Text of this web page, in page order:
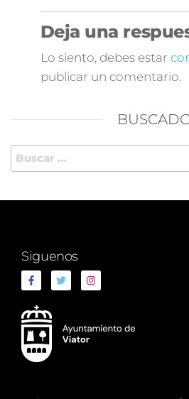
Deja una
Lo siento, debes estar
publicar un comentario.
Siguenos